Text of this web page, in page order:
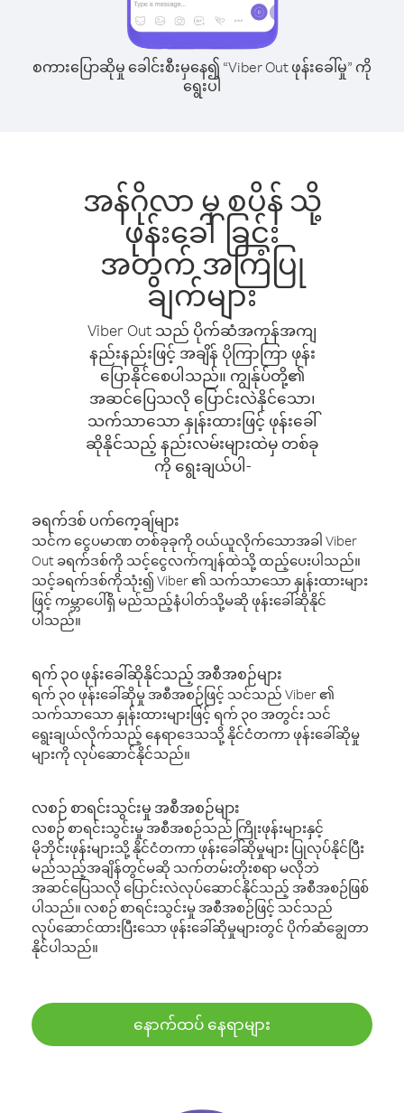
စကားပြောဆိုမှု ခေါင်းစီးမှနေ၍ “Viber Out ဖုန်းခေါ်မှု” ကို
ရွေးပါ
အန်ဂိုလာ မှ စပိန် သို့
ဖုန်းခေါ်ခြင်း
အတွက် အကြံပြု
ချက်များ
Viber Out သည် ပိုက်ဆံအကုန်အကျ
နည်းနည်းဖြင့် အချိန် ပိုကြာကြာ ဖုန်း
ပြောနိုင်စေပါသည်။ ကျွန်ုပ်တို့၏
အဆင်ပြေသလို ပြောင်းလဲနိုင်သော၊
သက်သာသော နှုန်းထားဖြင့် ဖုန်းခေါ်
ဆိုနိုင်သည့် နည်းလမ်းများထဲမှ တစ်ခု
ကို ရွေးချယ်ပါ-
ခရက်ဒစ် ပက်ကေ့ချ်များ
သင်က ငွေပမာဏ တစ်ခုခုကို ဝယ်ယူလိုက်သောအခါ Viber
Out ခရက်ဒစ်ကို သင့်ငွေလက်ကျန်ထဲသို့ ထည့်ပေးပါသည်။
သင့်ခရက်ဒစ်ကိုသုံး၍ Viber ၏ သက်သာသော နှုန်းထားများ
ဖြင့် ကမ္ဘာပေါ်ရှိ မည်သည့်နံပါတ်သို့မဆို ဖုန်းခေါ်ဆိုနိုင်
ပါသည်။
ရက် ၃၀ ဖုန်းခေါ်ဆိုနိုင်သည့် အစီအစဉ်များ
ရက် ၃၀ ဖုန်းခေါ်ဆိုမှု အစီအစဉ်ဖြင့် သင်သည် Viber ၏
သက်သာသော နှုန်းထားများဖြင့် ရက် ၃၀ အတွင်း သင်
ရွေးချယ်လိုက်သည့် နေရာဒေသသို့ နိုင်ငံတကာ ဖုန်းခေါ်ဆိုမှု
များကို လုပ်ဆောင်နိုင်သည်။
လစဉ် စာရင်းသွင်းမှု အစီအစဉ်များ
လစဉ် စာရင်းသွင်းမှု အစီအစဉ်သည် ကြိုးဖုန်းများနှင့်
မိုဘိုင်းဖုန်းများသို့ နိုင်ငံတကာ ဖုန်းခေါ်ဆိုမှုများ ပြုလုပ်နိုင်ပြီး
မည်သည့်အချိန်တွင်မဆို သက်တမ်းတိုးစရာ မလိုဘဲ
အဆင်ပြေသလို ပြောင်းလဲလုပ်ဆောင်နိုင်သည့် အစီအစဉ်ဖြစ်
ပါသည်။ လစဉ် စာရင်းသွင်းမှု အစီအစဉ်ဖြင့် သင်သည်
လုပ်ဆောင်ထားပြီးသော ဖုန်းခေါ်ဆိုမှုများတွင် ပိုက်ဆံချွေတာ
နိုင်ပါသည်။
နောက်ထပ် နေရာများ